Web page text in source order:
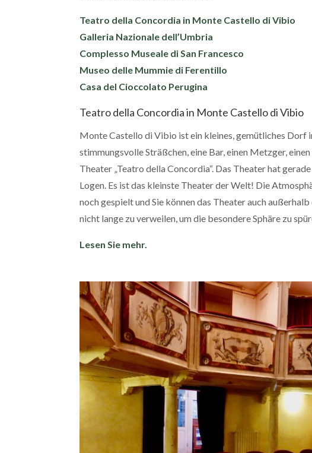
Teatro della Concordia in Monte Castello di Vibio
Galleria Nazionale dell’Umbria
Complesso Museale di San Francesco
Museo delle Mummie di Ferentillo
Casa del Cioccolato Perugina
Teatro della Concordia in Monte Castello di Vibio
Monte Castello di Vibio ist ein kleines, gemütliches Dorf
stimmungsvolle Sträßchen, eine Bar, einen Metzger,
Theater „Teatro della Concordia“. Das Theater hat
Logen. Es ist das kleinste Theater der Welt! Die
noch gespielt und Sie können das Theater auch
nicht lange zu verweilen, um die besondere Sphäre zu
Lesen Sie mehr.